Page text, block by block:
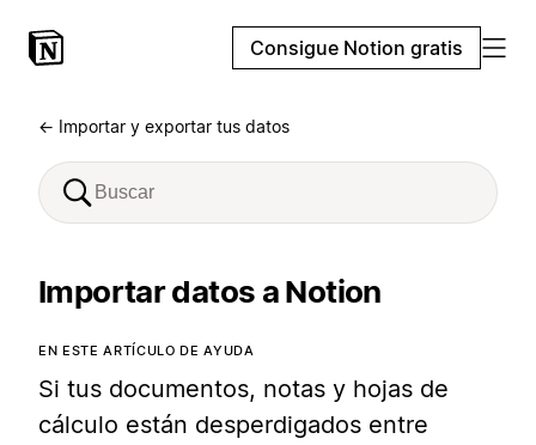
Consigue Notion gratis
← Importar y exportar tus datos
Importar datos a Notion
EN ESTE ARTÍCULO DE AYUDA
Si tus documentos, notas y hojas de
cálculo están desperdigados entre